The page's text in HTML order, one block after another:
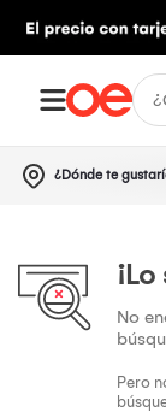
¿Dónde te
No
Pero